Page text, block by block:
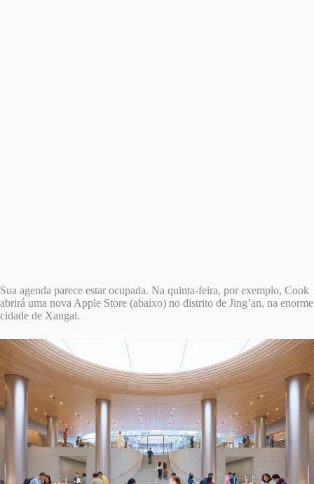
Sua agenda parece estar ocupada. Na quinta-feira, por exemplo, Cook
abrirá uma nova Apple Store (abaixo) no distrito de Jing’an, na enorme
cidade de Xangai.